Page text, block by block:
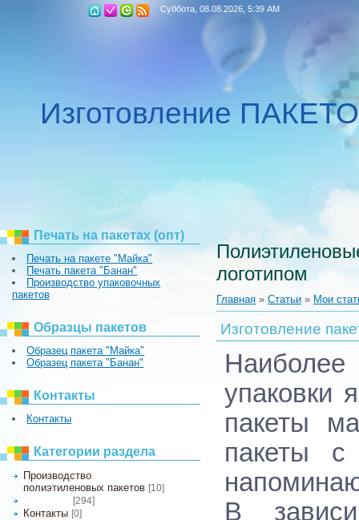
Суббота, 08.08.2026, 5:39 AM
Изготовление
Печать на пакетах (опт)
Печать на пакете "Майка"
Печать пакета "Банан"
Производство упаковочных
пакетов
Образцы пакетов
Образец пакета "Майка"
Образец пакета "Банан"
Контакты
Контакты
Категории раздела
Производство
полиэтиленовых пакетов [10]
[294]
Контакты [0]
логотипом
Главная » Статьи » Мои
Изготовление
упаковки
пакеты
пакеты с
В